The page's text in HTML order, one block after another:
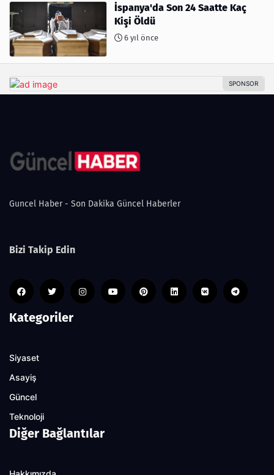
İspanya'da Son 24 Saatte Kaç
Kişi Öldü
6 yıl önce
Guncel Haber - Son Dakika Güncel Haberler
Bizi Takip Edin
Kategoriler
Siyaset
Asayiş
Güncel
Teknoloji
Diğer Bağlantılar